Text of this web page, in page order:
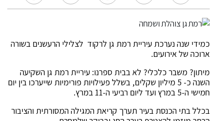
כמידי שנה נערכת עיריית רמת גן לרקוד לצלילי הרעשנים בשורה
ארוכה של אירועים.
מיתון? משבר כלכלי? לא בבית ספרנו: עיריית רמת גן השקיעה
השנה כ- 5 מיליון שקלים, בשלל פעילויות פורימיות שייערכו בין יום
חמישי ה-5 במרץ ועד ליום רביעי ה-11 במרץ.
בכלל בתי הכנסת בעיר תערך קריאת המגילה המסורתית והציבור